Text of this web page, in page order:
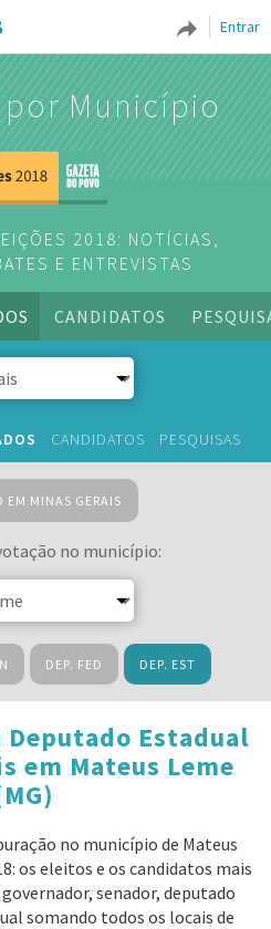
Entrar
Município
2018: NOTÍCIAS,
E ENTREVISTAS
CANDIDATOS
CANDIDATOS PESQUISAS
EM MINAS GERAIS
no município:
DEP. FED DEP. EST
Estadual
em Mateus Leme
no município de Mateus
os eleitos e os candidatos mais
senador, deputado
somando todos os locais de